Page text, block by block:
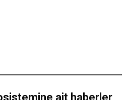
ait haberler